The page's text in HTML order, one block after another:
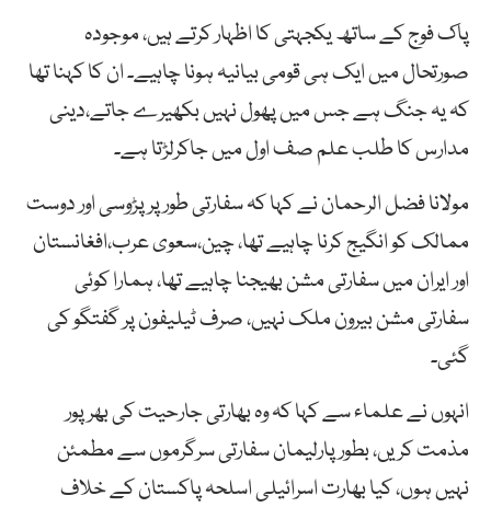
پاک فوج کے ساتھ یکجہتی کا اظہار کرتے ہیں، موجودہ
صورتحال میں ایک ہی قومی بیانیہ ہونا چاہیے۔ ان کا کہنا تھا
کہ یہ جنگ ہے جس میں پھول نہیں بکھیرے جاتے،دینی
مدارس کا طلب علم صف اول میں جاکرلڑتا ہے۔
مولانا فضل الرحمان نے کہا کہ سفارتی طور پر پڑوسی اور دوست
ممالک کو انگیج کرنا چاہیے تھا، چین،سعوی عرب،افغانستان
اور ایران میں سفارتی مشن بھیجنا چاہیے تھا، ہمارا کوئی
سفارتی مشن بیرون ملک نہیں، صرف ٹیلیفون پر گفتگو کی
گئی۔
انہوں نے علماء سے کہا کہ وہ بھارتی جارحیت کی بھرپور
مذمت کریں، بطور پارلیمان سفارتی سرگرموں سے مطمئن
نہیں ہوں، کیا بھارت اسرائیلی اسلحہ پاکستان کے خلاف